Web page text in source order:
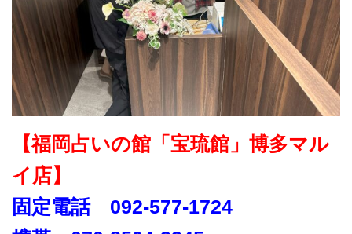
【福岡占いの館「宝琉館」博多マル
イ店】
固定電話 092-577-1724